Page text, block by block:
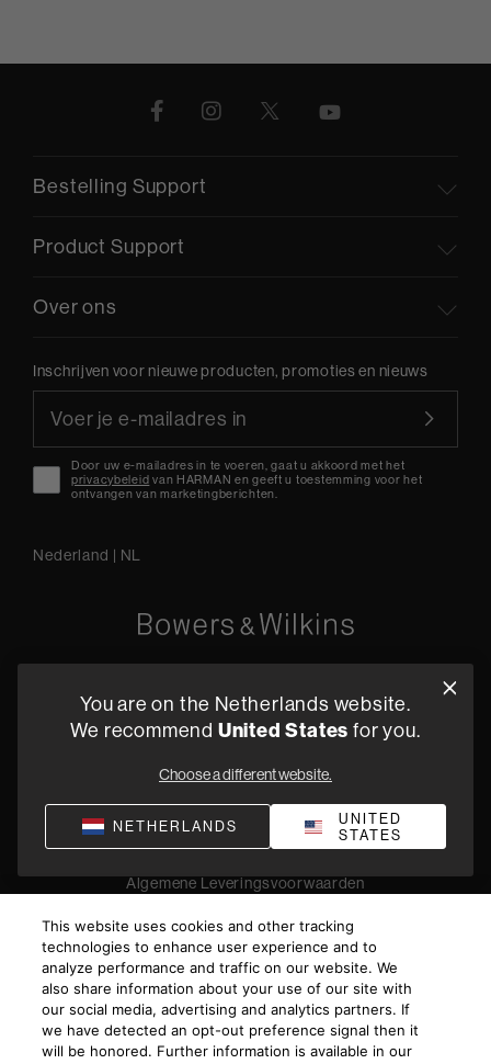
Bestelling Support
Product Support
Over ons
Inschrijven voor nieuwe producten, promoties en nieuws
Door uw e-mailadres in te voeren, gaat u akkoord met het
privacybeleid van HARMAN en geeft u toestemming voor het
ontvangen van marketingberichten.
Nederland | NL
+31 4079 87614
Privacyverklaring Verkoopvoorwaarden
Compliance
Algemene Leveringsvoorwaarden
© 2026 Harman International Industries, Incorporated. All
rights reserved.
You are on the Netherlands website.
We recommend United States for you.
Choose a different website.
NETHERLANDS
UNITED
STATES
This website uses cookies and other tracking
technologies to enhance user experience and to
analyze performance and traffic on our website. We
also share information about your use of our site with
our social media, advertising and analytics partners. If
we have detected an opt-out preference signal then it
will be honored. Further information is available in our